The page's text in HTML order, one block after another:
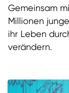
Gemeinsam
Millionen
ihr Leben
verändern.